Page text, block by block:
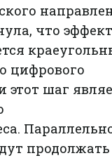
что
цифрового
этот шаг
продолжать